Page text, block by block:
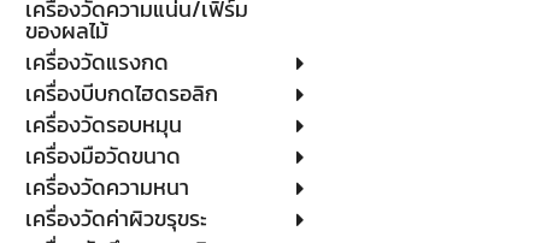
เครื่องวัดความแน่น/เฟิร์ม
ของผลไม้
เครื่องวัดแรงกด
เครื่องบีบกดไฮดรอลิก
เครื่องวัดรอบหมุน
เครื่องมือวัดขนาด
เครื่องวัดความหนา
เครื่องวัดค่าผิวขรุขระ